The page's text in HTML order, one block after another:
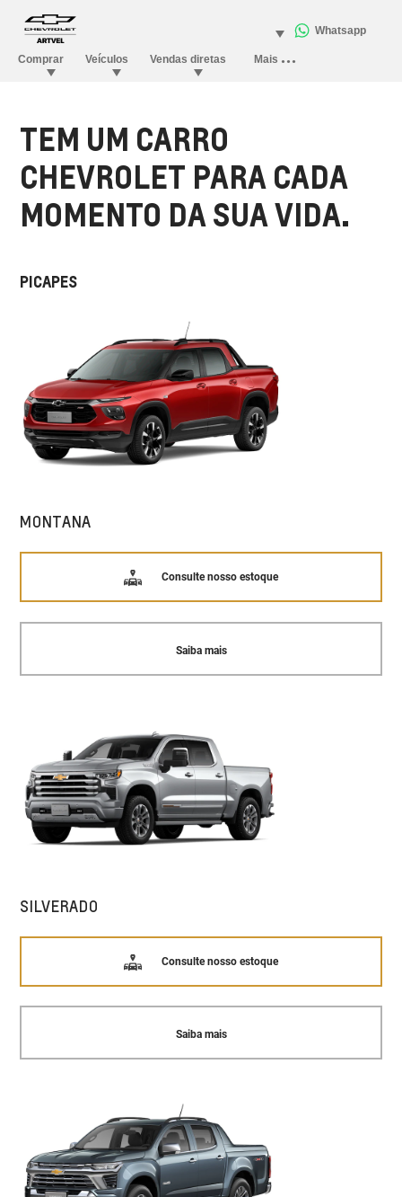
TEM UM CARRO
CHEVROLET PARA CADA
MOMENTO DA SUA VIDA.
PICAPES
MONTANA
Consulte nosso estoque
Saiba mais
SILVERADO
Consulte nosso estoque
Saiba mais